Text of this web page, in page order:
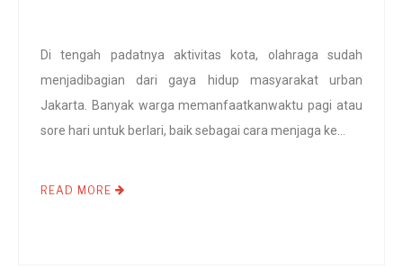
Di tengah padatnya aktivitas kota, olahraga sudah
menjadibagian dari gaya hidup masyarakat urban
Jakarta. Banyak warga memanfaatkanwaktu pagi atau
sore hari untuk berlari, baik sebagai cara menjaga ke...
READ MORE